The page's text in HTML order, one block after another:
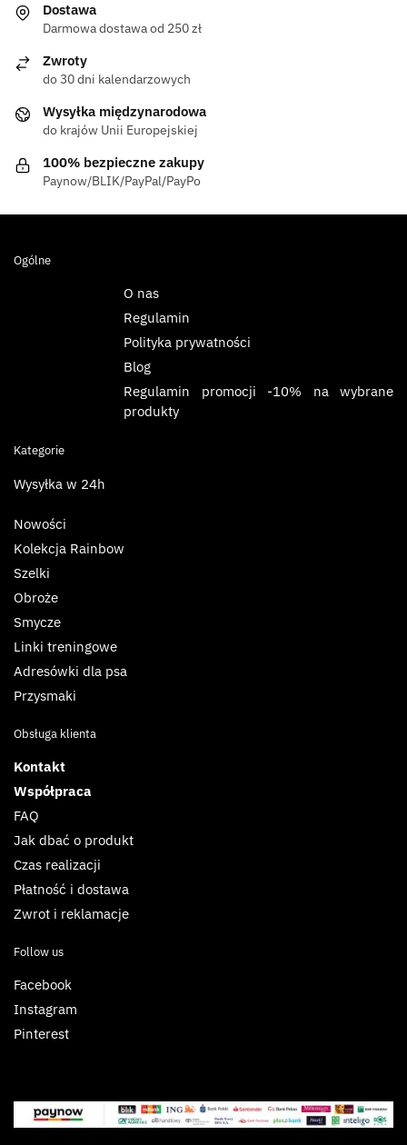
Dostawa
Darmowa dostawa od 250 zł
Zwroty
do 30 dni kalendarzowych
Wysyłka międzynarodowa
do krajów Unii Europejskiej
100% bezpieczne zakupy
Paynow/BLIK/PayPal/PayPo
Ogólne
O nas
Regulamin
Polityka prywatności
Blog
Regulamin promocji -10% na wybrane
produkty
Kategorie
Wysyłka w 24h
Nowości
Kolekcja Rainbow
Szelki
Obroże
Smycze
Linki treningowe
Adresówki dla psa
Przysmaki
Obsługa klienta
Kontakt
Współpraca
FAQ
Jak dbać o produkt
Czas realizacji
Płatność i dostawa
Zwrot i reklamacje
Follow us
Facebook
Instagram
Pinterest